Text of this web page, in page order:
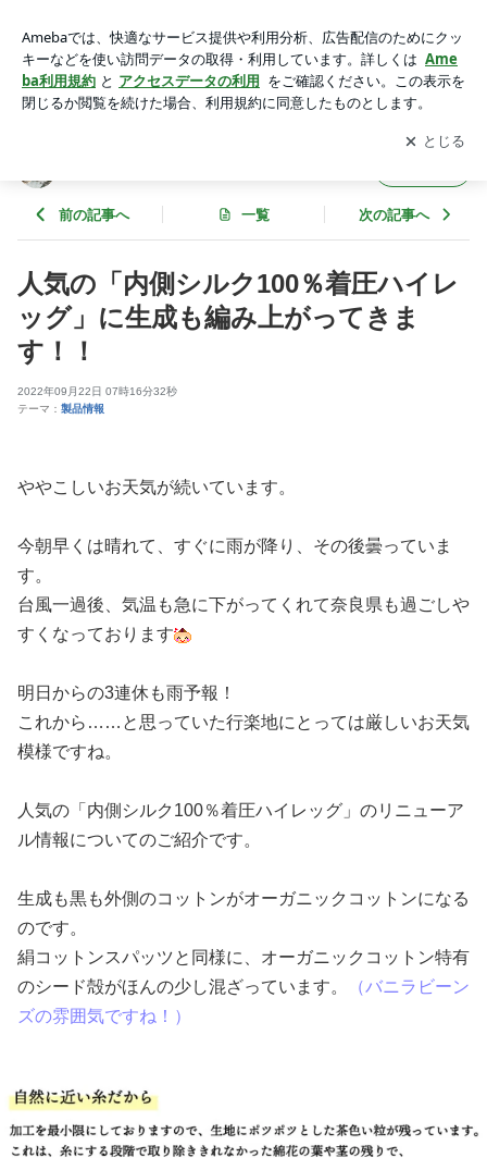
ってきます！！ | シルクふぁみりぃブログ
アプリをダウンロードして ブログの更新通知
を受け取りまし
ょう。
開く
前の記事へ 一覧 次の記事へ
人気の「内側シルク100％着圧ハイレ
ッグ」に生成も編み上がってきま
す！！
2022年09月22日 07時16分32秒
テーマ： 製品情報
ややこしいお天気が続いています。
今朝早くは晴れて、すぐに雨が降り、その後曇っていま
す。
台風一過後、気温も急に下がってくれて奈良県も過ごしや
すくなっております
明日からの3連休も雨予報！
これから……と思っていた行楽地にとっては厳しいお天気
模様ですね。
人気の「内側シルク100％着圧ハイレッグ」のリニューア
ル情報についてのご紹介です。
生成も黒も外側のコットンがオーガニックコットンになる
のです。
絹コットンスパッツと同様に、オーガニックコットン特有
のシード殻がほんの少し混ざっています。
（バニラビーン
ズの雰囲気ですね！）